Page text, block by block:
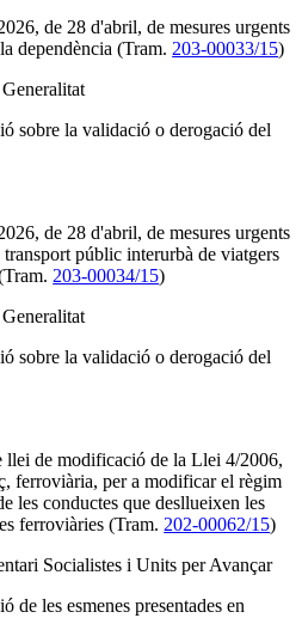
de 28 d'abril, de mesures urgents
dependència (Tram. 203-00033/15)
sobre la validació o derogació del
de 28 d'abril, de mesures urgents
transport públic interurbà de viatgers
203-00034/15)
sobre la validació o derogació del
llei de modificació de la Llei 4/2006,
ferroviària, per a modificar el règim
les conductes que desllueixen les
ferroviàries (Tram. 202-00062/15)
Socialistes i Units per Avançar
de les esmenes presentades en